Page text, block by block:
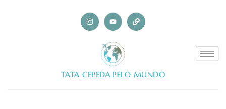
TATA CEPEDA PELO MUNDO